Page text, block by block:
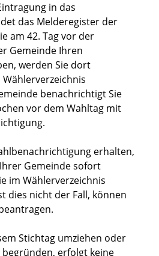
in das
das Melderegister der
am 42. Tag vor der
Gemeinde Ihren
werden Sie dort
benachrichtigt Sie
vor dem Wahltag mit
erhalten,
Gemeinde sofort
im Wählerverzeichnis
dies nicht der Fall, können
Stichtag umziehen oder
erfolgt keine